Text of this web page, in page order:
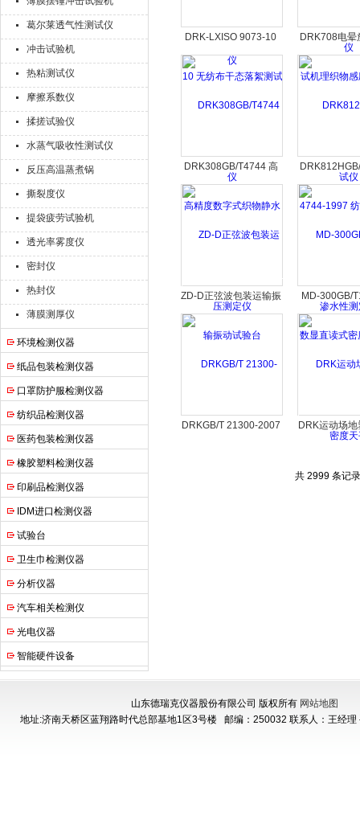
葛尔莱透气性测试仪
冲击试验机
热粘测试仪
摩擦系数仪
揉搓试验仪
水蒸气吸收性测试仪
反压高温蒸煮锅
撕裂度仪
提袋疲劳试验机
透光率雾度仪
密封仪
热封仪
薄膜测厚仪
环境检测仪器
纸品包装检测仪器
口罩防护服检测仪器
纺织品检测仪器
医药包装检测仪器
橡胶塑料检测仪器
印刷品检测仪器
IDM进口检测仪器
试验台
卫生巾检测仪器
分析仪器
汽车相关检测仪
光电仪器
智能硬件设备
DRK-LXISO 9073-10
无纺布干态落絮测试仪
DRK708电晕
机理织物感应
仪
DRK308GB/T4744 高
精度数字式织物静水压
测定仪
1997 纺织织
性测定
ZD-D正弦波包装运输振
动试验台
MD-300GB/
显直读式密度
度天
DRKGB/T 21300-2007
DRK运动场
共 2999 条记
山东德瑞克仪器股份有限公司 版权所有 网站地图
地址:济南天桥区蓝翔路时代总部基地1区3号楼 邮编：250032 联系人：王经